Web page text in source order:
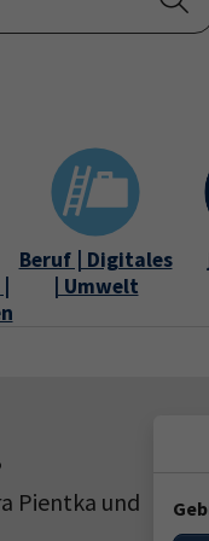
Beruf | Digitales
| Umwelt
Pientka und